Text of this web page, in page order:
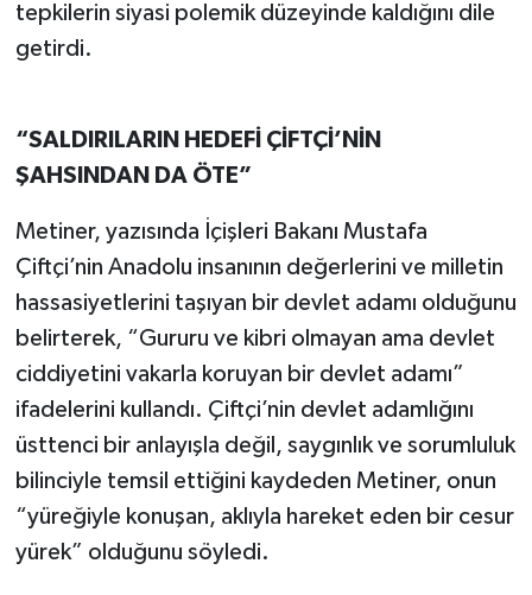
tepkilerin siyasi polemik düzeyinde kaldığını dile
getirdi.
“SALDIRILARIN HEDEFİ ÇİFTÇİ’NİN
ŞAHSINDAN DA ÖTE”
Metiner, yazısında İçişleri Bakanı Mustafa
Çiftçi’nin Anadolu insanının değerlerini ve milletin
hassasiyetlerini taşıyan bir devlet adamı olduğunu
belirterek, “Gururu ve kibri olmayan ama devlet
ciddiyetini vakarla koruyan bir devlet adamı”
ifadelerini kullandı. Çiftçi’nin devlet adamlığını
üsttenci bir anlayışla değil, saygınlık ve sorumluluk
bilinciyle temsil ettiğini kaydeden Metiner, onun
“yüreğiyle konuşan, aklıyla hareket eden bir cesur
yürek” olduğunu söyledi.